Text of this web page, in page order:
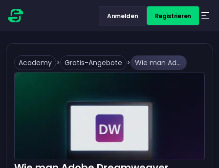
Anmelden Registrieren
Academy > Gratis-Angebote > Wie man Adobe Dreamweaver kostenlos & günstig bekommt